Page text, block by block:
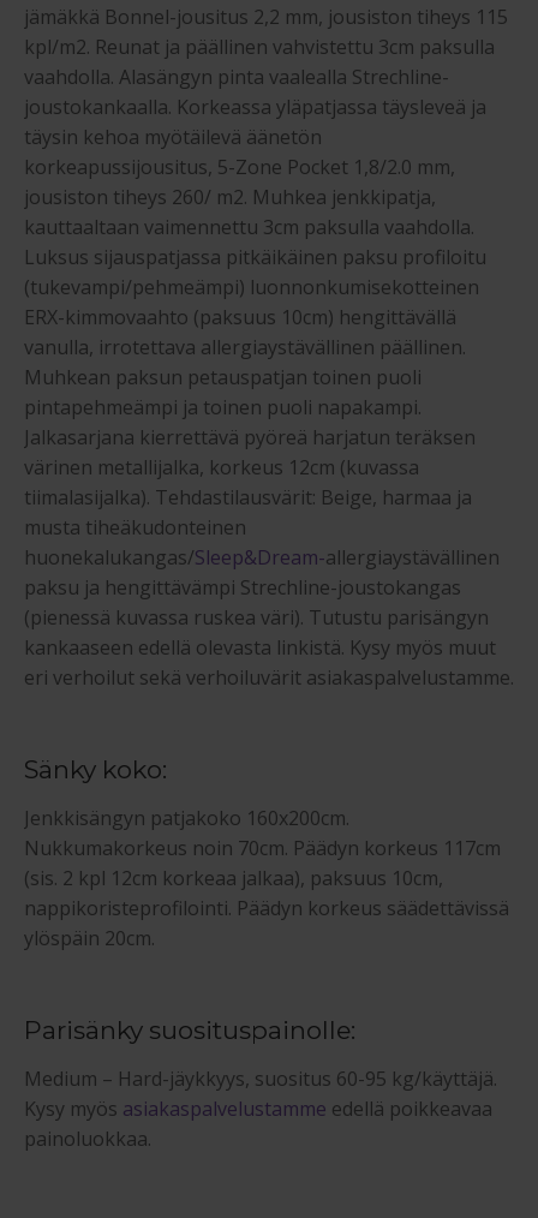
jämäkkä Bonnel-jousitus 2,2 mm, jousiston tiheys 115
kpl/m2. Reunat ja päällinen vahvistettu 3cm paksulla
vaahdolla. Alasängyn pinta vaalealla Strechline-
joustokankaalla. Korkeassa yläpatjassa täysleveä ja
täysin kehoa myötäilevä äänetön
korkeapussijousitus, 5-Zone Pocket 1,8/2.0 mm,
jousiston tiheys 260/ m2. Muhkea jenkkipatja,
kauttaaltaan vaimennettu 3cm paksulla vaahdolla.
Luksus sijauspatjassa pitkäikäinen paksu profiloitu
(tukevampi/pehmeämpi) luonnonkumisekotteinen
ERX-kimmovaahto (paksuus 10cm) hengittävällä
vanulla, irrotettava allergiaystävällinen päällinen.
Muhkean paksun petauspatjan toinen puoli
pintapehmeämpi ja toinen puoli napakampi.
Jalkasarjana kierrettävä pyöreä harjatun teräksen
värinen metallijalka, korkeus 12cm (kuvassa
tiimalasijalka). Tehdastilausvärit: Beige, harmaa ja
musta tiheäkudonteinen
huonekalukangas/Sleep&Dream-allergiaystävällinen
paksu ja hengittävämpi Strechline-joustokangas
(pienessä kuvassa ruskea väri). Tutustu parisängyn
kankaaseen edellä olevasta linkistä. Kysy myös muut
eri verhoilut sekä verhoiluvärit asiakaspalvelustamme.
Sänky koko:
Jenkkisängyn patjakoko 160x200cm.
Nukkumakorkeus noin 70cm. Päädyn korkeus 117cm
(sis. 2 kpl 12cm korkeaa jalkaa), paksuus 10cm,
nappikoristeprofilointi. Päädyn korkeus säädettävissä
ylöspäin 20cm.
Parisänky suosituspainolle:
Medium – Hard-jäykkyys, suositus 60-95 kg/käyttäjä.
Kysy myös asiakaspalvelustamme edellä poikkeavaa
painoluokkaa.